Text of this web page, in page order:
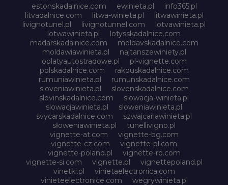
estonskadalnice.com
ewinieta.pl
info365.pl
litvadalnice.com
litwa-winieta.pl
litwawinieta.pl
livignotunel.pl
livignotunnel.com
lotvawinieta.pl
lotwawinieta.pl
lotysskadalnice.com
madarskadalnice.com
moldavskadalnice.com
moldawiawinieta.pl
najtanszewiniety.pl
oplatyautostradowe.pl
pl-vignette.com
polskadalnice.com
rakouskadalnice.com
rumuniawinieta.pl
rumunskadalnice.com
sloveniawinieta.pl
slovenskadalnice.com
slovinskadalnice.com
slowacja-winieta.pl
slowacjawinieta.pl
sloweniawinieta.pl
svycarskadalnice.com
szwajcariawinieta.pl
słoweniawinieta.pl
tunellivigno.pl
vignette-at.com
vignette-bg.com
vignette-cz.com
vignette-pl.com
vignette-poland.pl
vignette-ro.com
vignette-si.com
vignette.pl
vignettepoland.pl
vinetki.pl
vinietaelectronica.com
vinieteelectronice.com
wegrywinieta.pl